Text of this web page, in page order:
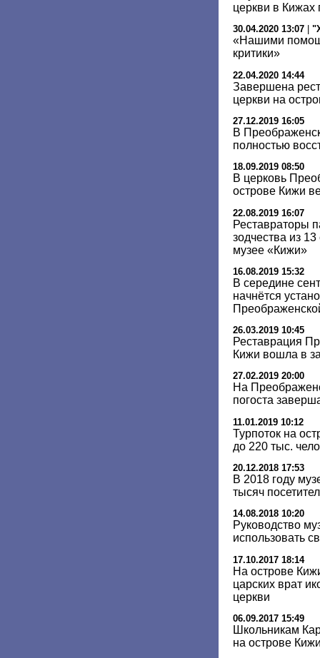
церкви в Кижах
30.04.2020 13:07
«Нашими
критики»
22.04.2020 14:44
Завершена
церкви на
27.12.2019 16:05
В
полностью
18.09.2019 08:50
В церковь
острове Кижи
22.08.2019 16:07
Реставраторы
зодчества из
музее «Кижи»
16.08.2019 15:32
В середине
начнётся
26.03.2019 10:45
Реставрация
Кижи вошла в
27.02.2019 20:00
На
погоста
11.01.2019 10:12
Турпоток на
до 220 тыс.
20.12.2018 17:53
В 2018 году
тысяч
14.08.2018 10:20
Руководство
использовать
17.10.2017 18:14
На острове
царских врат
церкви
06.09.2017 15:49
Школьникам
на острове